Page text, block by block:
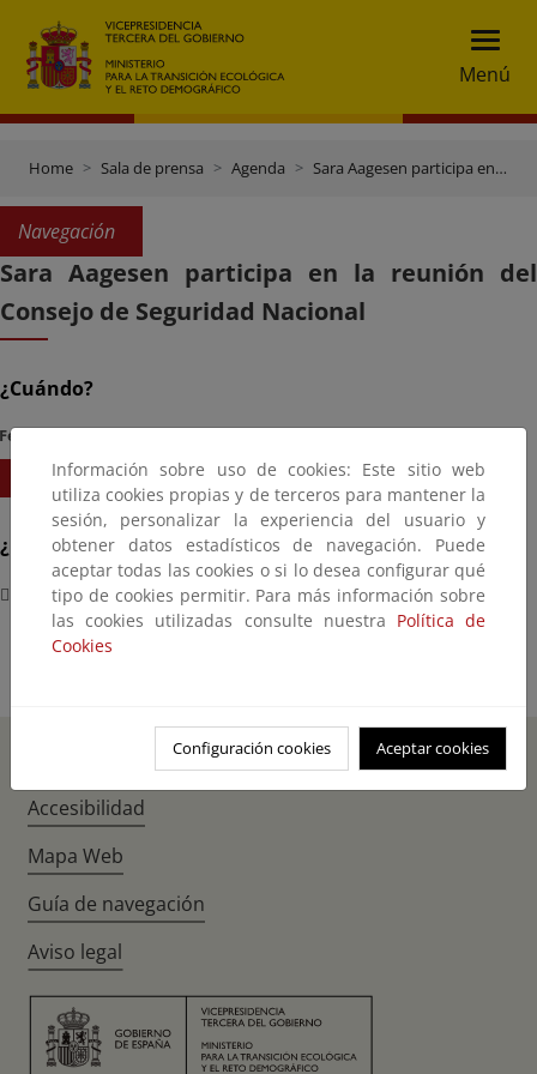
Menú
Home Sala de prensa Agenda Sara Aagesen participa en la reunión del Consejo de Seguridad Nacional
Navegación
Sara Aagesen participa en la reunión del
Consejo de Seguridad Nacional
¿Cuándo?
Fecha Inicio
21/04/2026
Hora
11:00
¿Dónde?
Complejo de la Moncloa
Información sobre uso de cookies: Este sitio web
utiliza cookies propias y de terceros para mantener la
sesión, personalizar la experiencia del usuario y
obtener datos estadísticos de navegación. Puede
aceptar todas las cookies o si lo desea configurar qué
tipo de cookies permitir. Para más información sobre
las cookies utilizadas consulte nuestra Política de
Cookies
Configuración cookies Aceptar cookies
Accesibilidad
Mapa Web
Guía de navegación
Aviso legal